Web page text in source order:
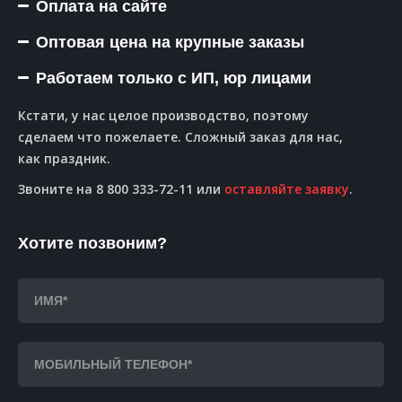
Оплата на сайте
Оптовая цена на крупные заказы
Работаем только с ИП, юр лицами
Кстати, у нас целое производство, поэтому
сделаем что пожелаете. Сложный заказ для нас,
как праздник.
Звоните на 8 800 333-72-11 или оставляйте заявку.
Хотите позвоним?